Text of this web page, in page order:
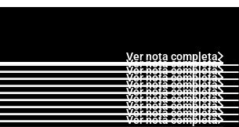
Ver nota completa
Ver nota completa
Ver nota completa
Ver nota completa
Ver nota completa
Ver nota completa
Ver nota completa
Ver nota completa
Ver nota completa
Ver nota completa